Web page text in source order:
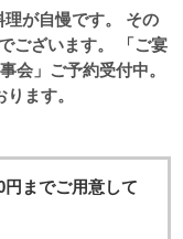
が自慢です。
その
ございます。
「ご宴
会」ご予約受付中。
ます。
円までご用意して